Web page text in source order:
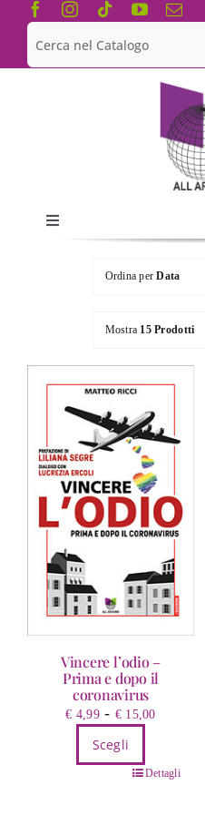
Salta
contenuto
Cerca
per:
Toggle
Navigation
Chi siamo
Le Collane
Catalogo
Ordina perData
Mostra 15 Prodotti
Vincere l’odio –
Prima e dopo il
coronavirus
€ 4,99 - € 15,00Fascia
da
Scegli
Dettagli